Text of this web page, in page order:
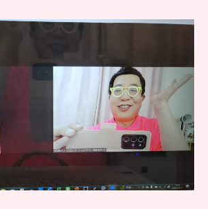
ロ
ン
体
験